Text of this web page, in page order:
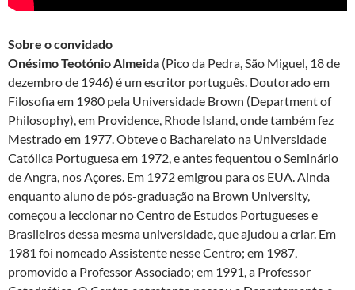
Sobre o convidado
Onésimo Teotónio Almeida (Pico da Pedra, São Miguel, 18 de
dezembro de 1946) é um escritor português. Doutorado em
Filosofia em 1980 pela Universidade Brown (Department of
Philosophy), em Providence, Rhode Island, onde também fez
Mestrado em 1977. Obteve o Bacharelato na Universidade
Católica Portuguesa em 1972, e antes fequentou o Seminário
de Angra, nos Açores. Em 1972 emigrou para os EUA. Ainda
enquanto aluno de pós-graduação na Brown University,
começou a leccionar no Centro de Estudos Portugueses e
Brasileiros dessa mesma universidade, que ajudou a criar. Em
1981 foi nomeado Assistente nesse Centro; em 1987,
promovido a Professor Associado; em 1991, a Professor